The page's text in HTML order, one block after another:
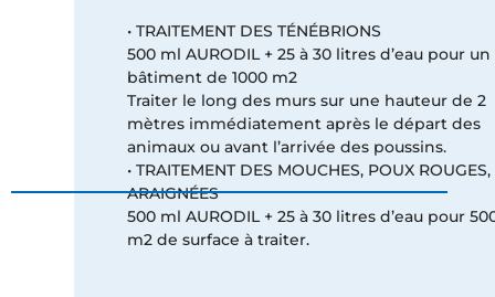
• TRAITEMENT DES TÉNÉBRIONS
500 ml AURODIL + 25 à 30 litres d’eau pour un
bâtiment de 1000 m2
Traiter le long des murs sur une hauteur de 2
mètres immédiatement après le départ des
animaux ou avant l’arrivée des poussins.
• TRAITEMENT DES MOUCHES, POUX ROUGES,
ARAIGNÉES
500 ml AURODIL + 25 à 30 litres d’eau pour
m2 de surface à traiter.